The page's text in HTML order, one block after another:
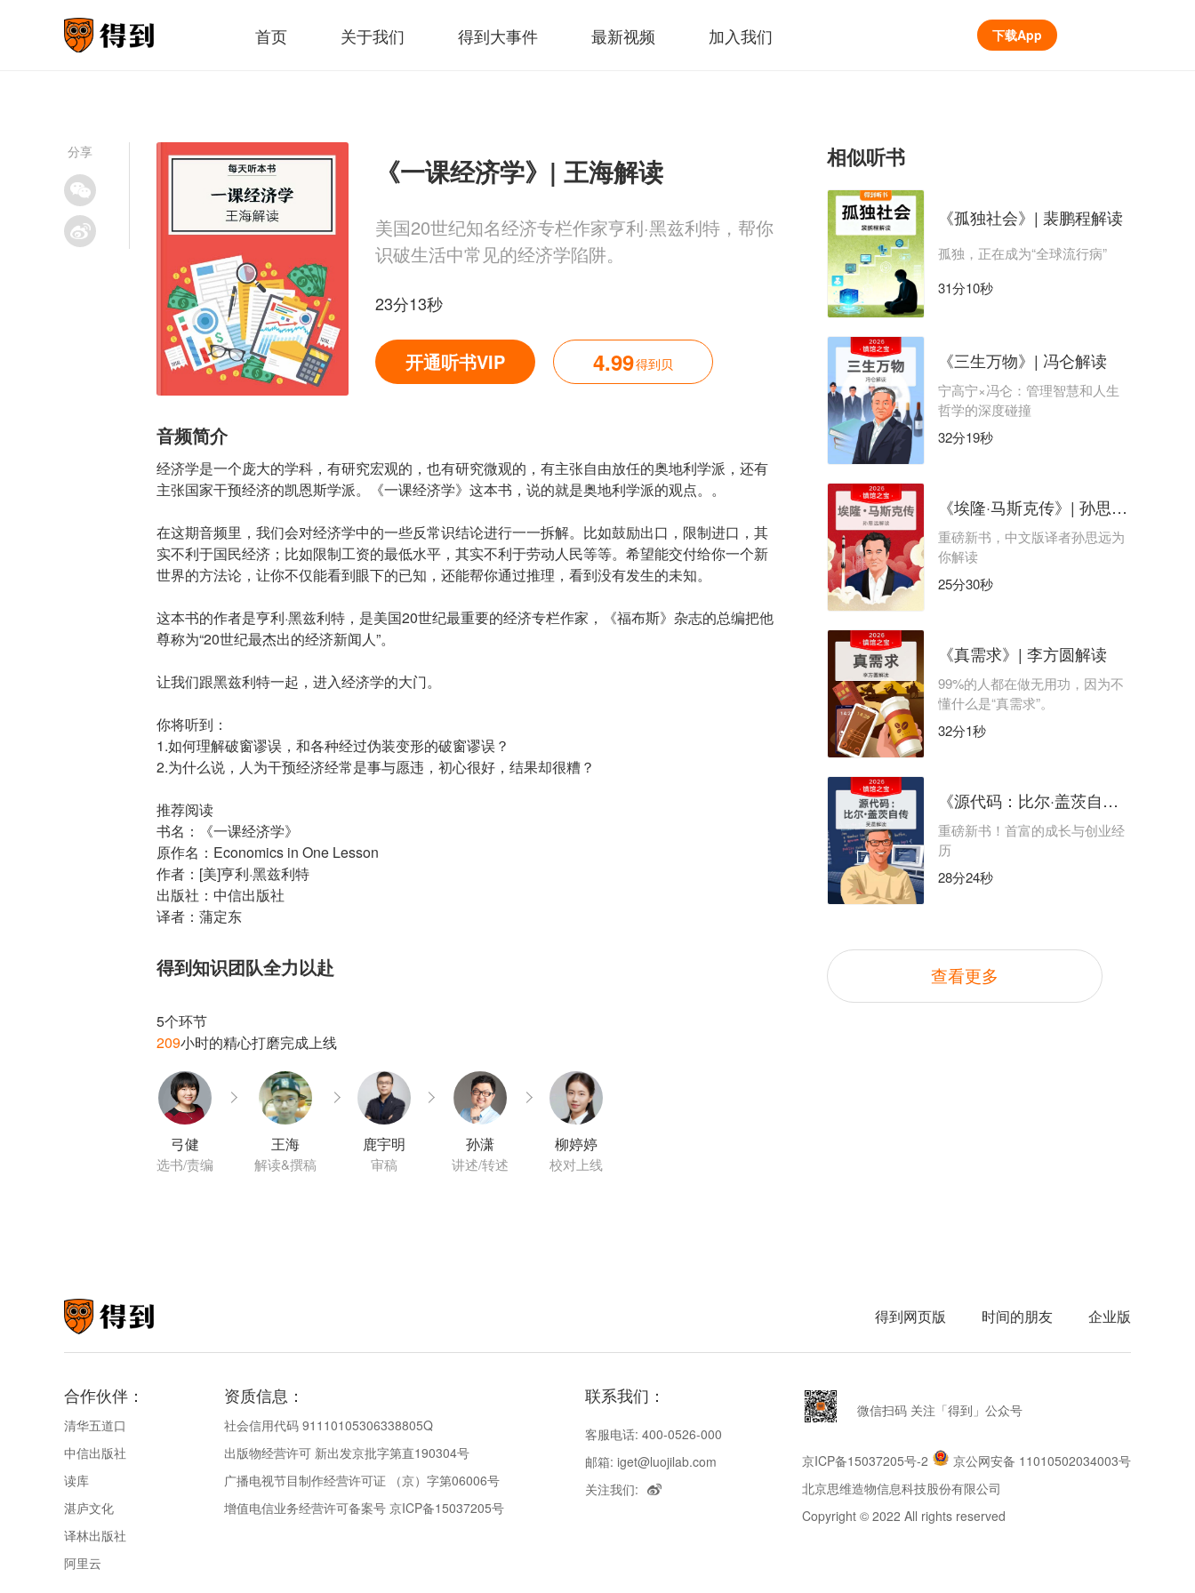
首页 关于我们 得到大事件 最新视频 加入我们 下载App
分享
《一课经济学》| 王海解读
美国20世纪知名经济专栏作家亨利·黑兹利特，帮你
识破生活中常见的经济学陷阱。
23分13秒
开通听书VIP 4.99得到贝
音频简介
经济学是一个庞大的学科，有研究宏观的，也有研究微观的，有主张自由放任的奥地利学派，还有
主张国家干预经济的凯恩斯学派。《一课经济学》这本书，说的就是奥地利学派的观点。。
在这期音频里，我们会对经济学中的一些反常识结论进行一一拆解。比如鼓励出口，限制进口，其
实不利于国民经济；比如限制工资的最低水平，其实不利于劳动人民等等。希望能交付给你一个新
世界的方法论，让你不仅能看到眼下的已知，还能帮你通过推理，看到没有发生的未知。
这本书的作者是亨利·黑兹利特，是美国20世纪最重要的经济专栏作家，《福布斯》杂志的总编把他
尊称为“20世纪最杰出的经济新闻人”。
让我们跟黑兹利特一起，进入经济学的大门。
你将听到：
1.如何理解破窗谬误，和各种经过伪装变形的破窗谬误？
2.为什么说，人为干预经济经常是事与愿违，初心很好，结果却很糟？
推荐阅读
书名：《一课经济学》
原作名：Economics in One Lesson
作者：[美]亨利·黑兹利特
出版社：中信出版社
译者：蒲定东
得到知识团队全力以赴
5个环节
209
小时的精心打磨完成上线
弓健
选书/责编
王海
解读&撰稿
鹿宇明
审稿
孙潇
讲述/转述
柳婷婷
校对上线
相似听书
《孤独社会》| 裴鹏程解读
孤独，正在成为“全球流行病”
31分10秒
《三生万物》| 冯仑解读
宁高宁×冯仑：管理智慧和人生
哲学的深度碰撞
32分19秒
《埃隆·马斯克传》| 孙思远解读
重磅新书，中文版译者孙思远为
你解读
25分30秒
《真需求》| 李方圆解读
99%的人都在做无用功，因为不
懂什么是“真需求”。
32分1秒
《源代码：比尔·盖茨自传》 | 吴晨解读
重磅新书！首富的成长与创业经
历
28分24秒
查看更多
得到网页版 时间的朋友 企业版
合作伙伴：
清华五道口
中信出版社
读库
湛庐文化
译林出版社
阿里云
资质信息：
社会信用代码 91110105306338805Q
出版物经营许可 新出发京批字第直190304号
广播电视节目制作经营许可证 （京）字第06006号
增值电信业务经营许可备案号 京ICP备15037205号
联系我们：
客服电话: 400-0526-000
邮箱: iget@luojilab.com
关注我们:
微信扫码 关注「得到」公众号
京ICP备15037205号-2
京公网安备 11010502034003号
北京思维造物信息科技股份有限公司
Copyright © 2022 All rights reserved